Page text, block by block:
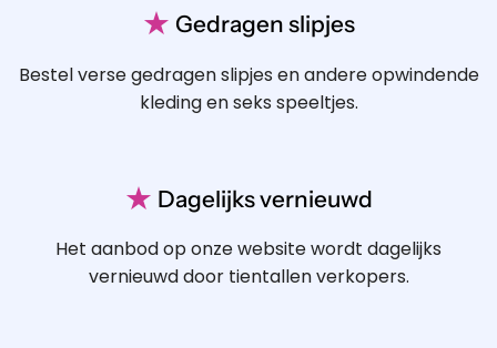
★ Gedragen slipjes
Bestel verse gedragen slipjes en andere opwindende
kleding en seks speeltjes.
★ Dagelijks vernieuwd
Het aanbod op onze website wordt dagelijks
vernieuwd door tientallen verkopers.